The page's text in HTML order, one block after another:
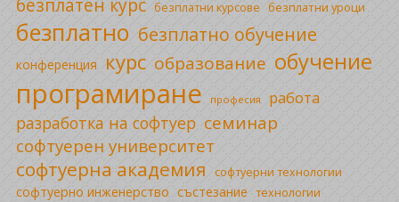
безплатен курс безплатни курсове безплатни уроци
безплатно безплатно обучение
конференция курс образование обучение
програмиране професия работа
разработка на софтуер семинар
софтуерен университет
софтуерна академия софтуерни технологии
софтуерно инженерство състезание технологии